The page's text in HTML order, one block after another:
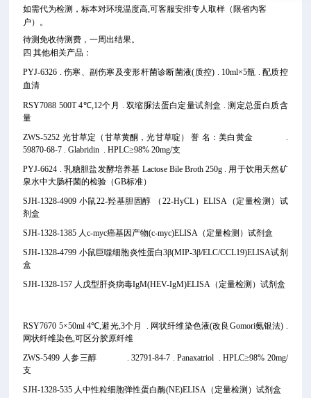
如需代为检测，标本对环境温度高,可客服安排专人取样（限省内客
户）。
待测免收待测费，一周出结果。
四 其他相关产品：
PYJ-6326 . 伤寒、副伤寒及变形杆菌诊断菌液(质控) . 10ml×5瓶 . 配质控
血清
RSY7088 500T 4℃,12个月 . 双缩脲法蛋白定量试剂盒 . 测定总蛋白质含
量
ZWS-5252 光甘草定（甘草黄酮，光甘草啶） 誉 名：美白黄金 .
59870-68-7 . Glabridin . HPLC≥98% 20mg/支
PYJ-6624 . 乳糖胆盐发酵培养基 Lactose Bile Broth 250g . 用于饮用天然矿
泉水中大肠杆菌的检验（GB标准）
SJH-1328-4909 小鼠22-羟基胆固醇 （22-HyCL）ELISA（定量检测）试
剂盒
SJH-1328-1385 人c-myc癌基因产物(c-myc)ELISA（定量检测）试剂盒
SJH-1328-4799 小鼠巨噬细胞炎性蛋白3β(MIP-3β/ELC/CCL19)ELISA试剂
盒
SJH-1328-157 人戊型肝炎病毒IgM(HEV-IgM)ELISA（定量检测）试剂盒
RSY7670 5×50ml 4℃,避光,3个月 . 网状纤维染色液(改良Gomori氨银法) .
网状纤维染色,可区分胶原纤维
ZWS-5499 人参三醇 . 32791-84-7 . Panaxatriol . HPLC≥98% 20mg/
支
SJH-1328-535 人中性粒细胞弹性蛋白酶(NE)ELISA（定量检测）试剂盒